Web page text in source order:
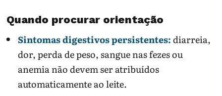
Quando procurar orientação
Sintomas digestivos persistentes:diarreia,
dor, perda de peso, sangue nas fezes ou
anemia não devem ser atribuídos
automaticamente ao leite.